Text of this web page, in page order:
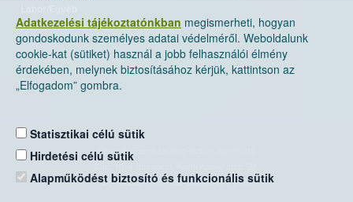
Adatkezelési tájékoztatónkban megismerheti, hogyan
gondoskodunk személyes adatai védelméről. Weboldalunk
cookie-kat (sütiket) használ a jobb felhasználói élmény
érdekében, melynek biztosításához kérjük, kattintson az
„Elfogadom” gombra.
Statisztikai célú sütik
Hirdetési célú sütik
Alapműködést biztosító és funkcionális sütik
Nemzeti Élelmiszerlánc-biztonsági Hivatal
Levelezési cím: 1525 Budapest. Pf. 30.